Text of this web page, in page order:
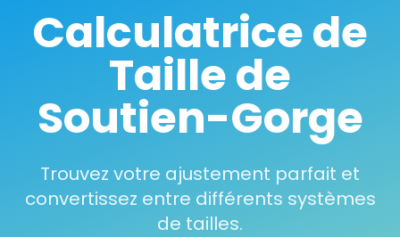
Calculatrice de
Taille de
Soutien-Gorge
Trouvez votre ajustement parfait et
convertissez entre différents systèmes
de tailles.